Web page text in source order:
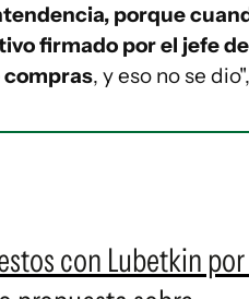
porque
firmado por el jefe de
compras, y eso no se
con Lubetkin